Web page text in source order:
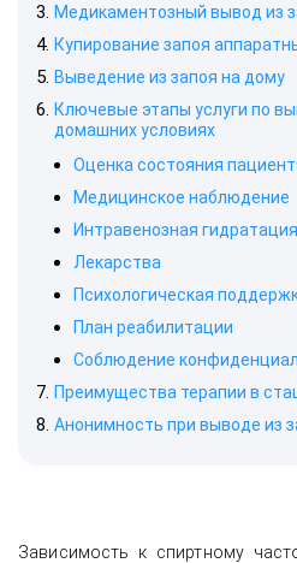
Медикаментозный вывод из
Купирование запоя
Выведение из запоя на дому
Ключевые этапы услуги по
домашних условиях
Оценка состояния
Медицинское наблюдение
Интравенозная гидратация
Лекарства
Психологическая
План реабилитации
Соблюдение
Преимущества терапии в
Анонимность при выводе из
Зависимость к спиртному